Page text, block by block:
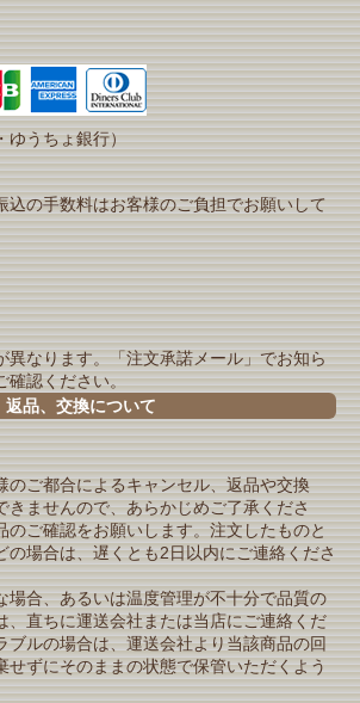
ゆうちょ銀行）
込の手数料はお客様のご負担でお願いして
異なります。「注文承諾メール」でお知ら
確認ください。
返品、交換について
のご都合によるキャンセル、返品や交換
きませんので、あらかじめご了承くださ
のご確認をお願いします。注文したものと
の場合は、遅くとも2日以内にご連絡くださ
場合、あるいは温度管理が不十分で品質の
、直ちに運送会社または当店にご連絡くだ
ブルの場合は、運送会社より当該商品の回
せずにそのままの状態で保管いただくよう